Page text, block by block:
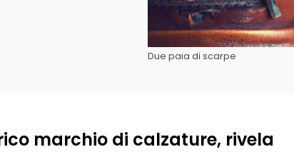
Due paia di scarpe
marchio di calzature, rivela